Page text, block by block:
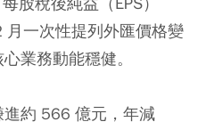
一次性提列外匯價格變
業務動能穩健。
約 566 億元，年減